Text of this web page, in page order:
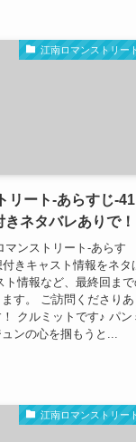
江南ロマンストリー
リート-あらすじ-41
ネタバレありで！
マンストリート-あらす
付きキャスト情報をネタ
ト情報など、最終回まで
す。 ご訪問くださりあ
クルミットです♪ パン
ンの心を掴もうと...
江南ロマンストリー